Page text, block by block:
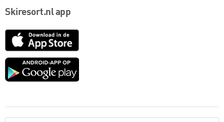
Skiresort.nl app
App
Google